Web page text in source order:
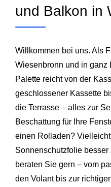
und Balkon in
Willkommen bei uns. Als
Wiesenbronn und in ganz
Palette reicht von der
geschlossener Kassette
die Terrasse – alles zur
Beschattung für Ihre
einen Rolladen?
Sonnenschutzfolie
beraten Sie gern – vom
den Volant bis zur